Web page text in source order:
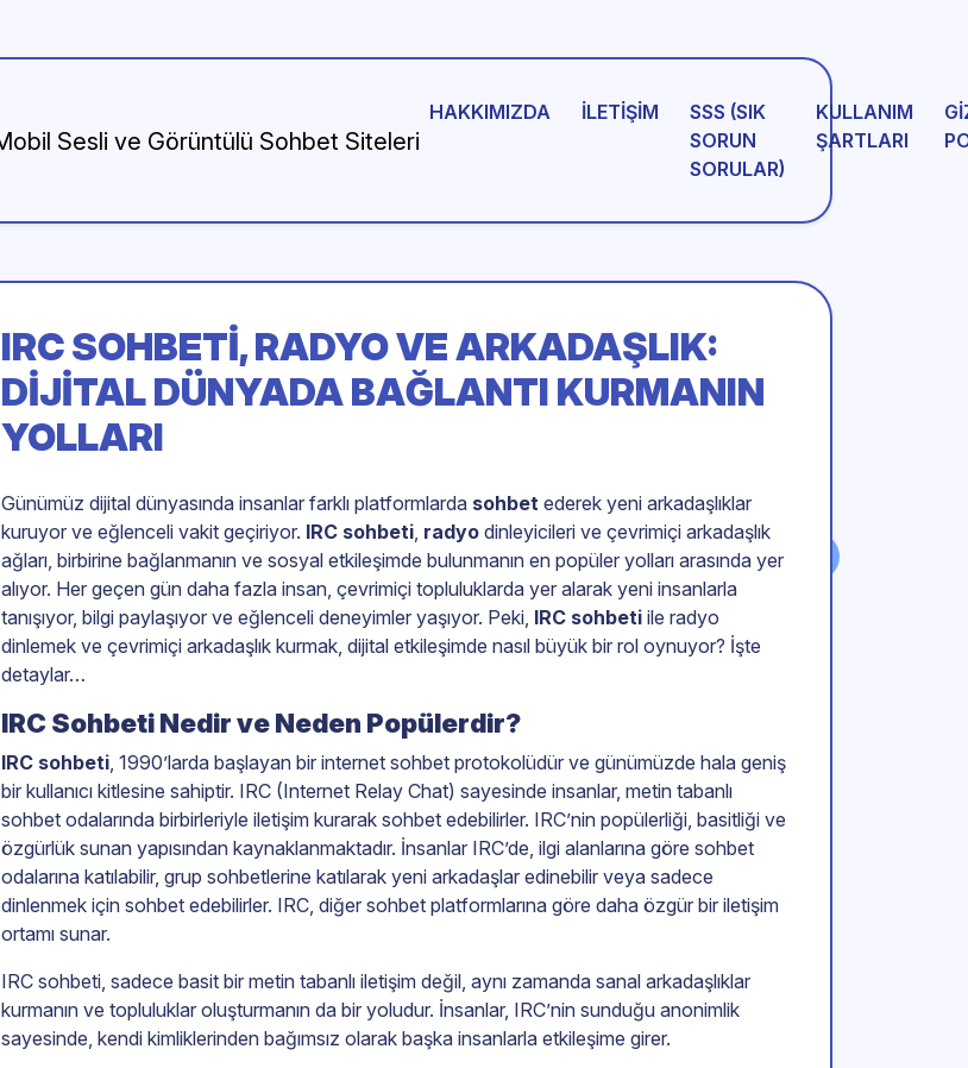
HAKKIMIZDA İLETIŞIM
SSS (SIK
SORUN
SORULAR)
KULLANIM
ŞARTLARI
IRC SOHBETI, RADYO VE ARKADAŞLIK:
DIJITAL DÜNYADA BAĞLANTI KURMANIN
YOLLARI
Günümüz dijital dünyasında insanlar farklı platformlarda sohbet ederek yeni arkadaşlıklar
kuruyor ve eğlenceli vakit geçiriyor. IRC sohbeti, radyo dinleyicileri ve çevrimiçi arkadaşlık
ağları, birbirine bağlanmanın ve sosyal etkileşimde bulunmanın en popüler yolları arasında yer
alıyor. Her geçen gün daha fazla insan, çevrimiçi topluluklarda yer alarak yeni insanlarla
tanışıyor, bilgi paylaşıyor ve eğlenceli deneyimler yaşıyor. Peki, IRC sohbeti ile radyo
dinlemek ve çevrimiçi arkadaşlık kurmak, dijital etkileşimde nasıl büyük bir rol oynuyor? İşte
detaylar…
IRC Sohbeti Nedir ve Neden Popülerdir?
IRC sohbeti, 1990’larda başlayan bir internet sohbet protokolüdür ve günümüzde hala geniş
bir kullanıcı kitlesine sahiptir. IRC (Internet Relay Chat) sayesinde insanlar, metin tabanlı
sohbet odalarında birbirleriyle iletişim kurarak sohbet edebilirler. IRC’nin popülerliği, basitliği ve
özgürlük sunan yapısından kaynaklanmaktadır. İnsanlar IRC’de, ilgi alanlarına göre sohbet
odalarına katılabilir, grup sohbetlerine katılarak yeni arkadaşlar edinebilir veya sadece
dinlenmek için sohbet edebilirler. IRC, diğer sohbet platformlarına göre daha özgür bir iletişim
ortamı sunar.
IRC sohbeti, sadece basit bir metin tabanlı iletişim değil, aynı zamanda sanal arkadaşlıklar
kurmanın ve topluluklar oluşturmanın da bir yoludur. İnsanlar, IRC’nin sunduğu anonimlik
sayesinde, kendi kimliklerinden bağımsız olarak başka insanlarla etkileşime girer.